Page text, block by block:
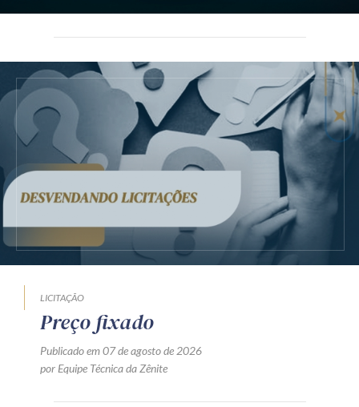
LICITAÇÃO
Preço fixado
Publicado em 07 de agosto de 2026
por Equipe Técnica da Zênite